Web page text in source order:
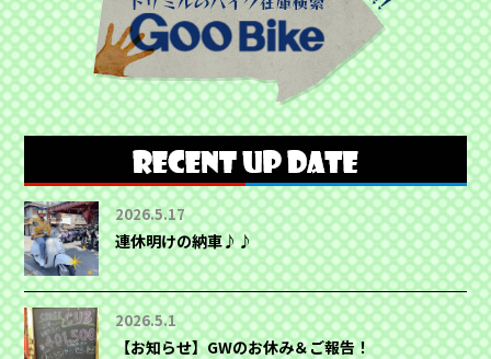
2026.5.17
連休明けの納車♪♪
2026.5.1
【お知らせ】GWのお休み＆ご報告！